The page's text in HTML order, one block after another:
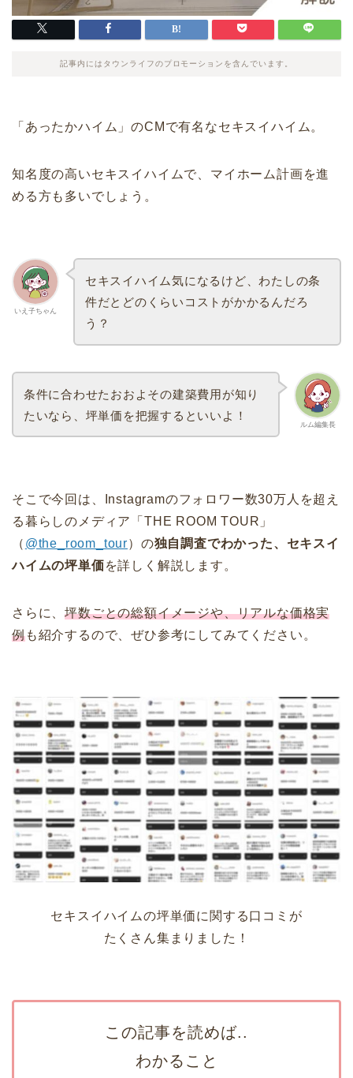
記事内にはタウンライフのプロモーションを含んでいます。
「あったかハイム」のCMで有名なセキスイハイム。
知名度の高いセキスイハイムで、マイホーム計画を進
める方も多いでしょう。
いえ子ちゃん
セキスイハイム気になるけど、わたしの条
件だとどのくらいコストがかかるんだろ
う？
ルム編集長
条件に合わせたおおよその建築費用が知り
たいなら、坪単価を把握するといいよ！
そこで今回は、Instagramのフォロワー数30万人を超え
る暮らしのメディア「THE ROOM TOUR」
（ @the_room_tour）の独自調査でわかった、セキスイ
ハイムの坪単価を詳しく解説します。
さらに、坪数ごとの総額イメージや、リアルな価格実
例も紹介するので、ぜひ参考にしてみてください。
セキスイハイムの坪単価に関する口コミが
たくさん集まりました！
この記事を読めば..
わかること